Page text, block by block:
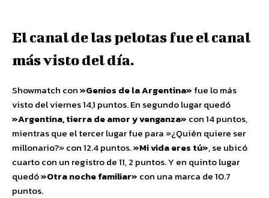
El canal de las pelotas fue el canal
más visto del día.
Showmatch con»Genios de la Argentina» fue lo más
visto del viernes 14,1 puntos. En segundo lugar quedó
»Argentina, tierra de amor y venganza» con 14 puntos,
mientras que el tercer lugar fue para »¿Quién quiere ser
millonario?» con 12.4 puntos.»Mi vida eres tú», se ubicó
cuarto con un registro de 11, 2 puntos. Y en quinto lugar
quedó»Otra noche familiar» con una marca de 10.7
puntos.